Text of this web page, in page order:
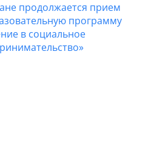
продолжается прием
программу
в социальное